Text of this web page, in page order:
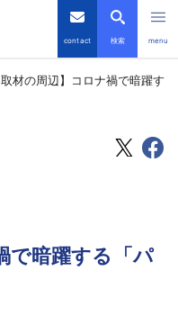
contact 検索 menu
取材の周辺】コロナ禍で暗躍す
で暗躍する「パ